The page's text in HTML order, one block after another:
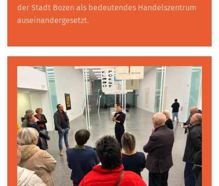
der Stadt Bozen als bedeutendes Handelszentrum
auseinandergesetzt.